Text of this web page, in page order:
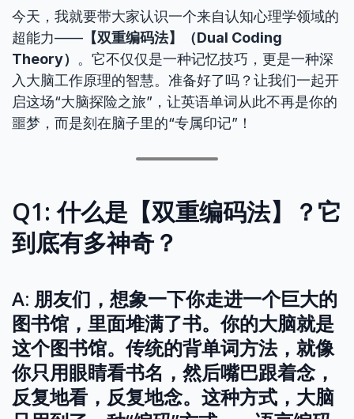
今天，我就要带大家认识一个来自认知心理学领域的
超能力—— 【双重编码法】（Dual Coding
Theory） 。它不仅仅是一种记忆技巧，更是一种深
入大脑工作原理的智慧。准备好了吗？让我们一起开
启这场“大脑探险之旅”，让英语单词从此不再是你的
噩梦，而是刻在脑子里的“专属印记”！
Q1: 什么是【双重编码法】？它
到底有多神奇？
A: 朋友们，想象一下你走进一个巨大的
图书馆，里面堆满了书。你的大脑就是
这个图书馆。传统的背单词方法，就像
你只用眼睛看书名，然后嘴巴跟着念，
反复地看，反复地念。这种方式，大脑